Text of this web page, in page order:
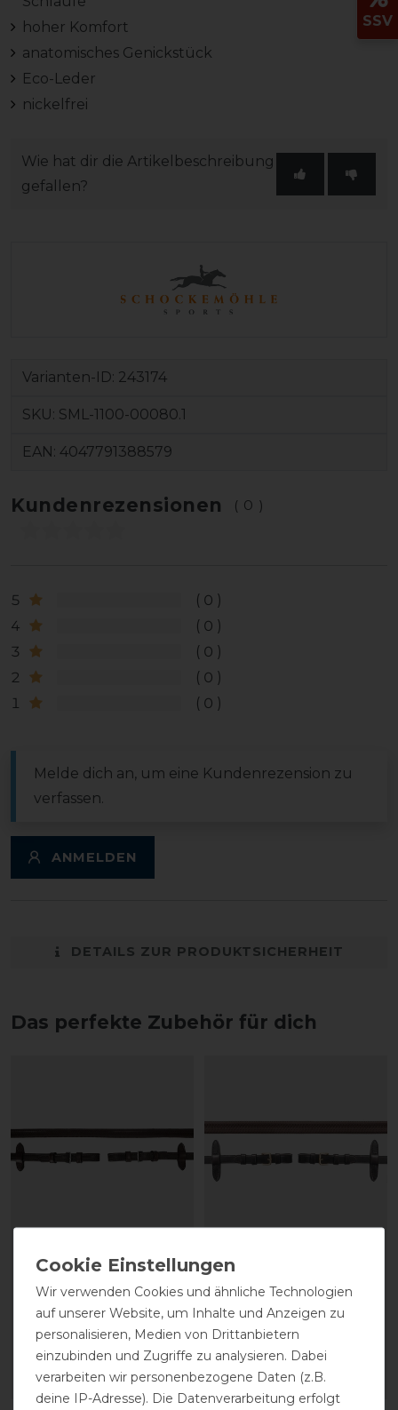
hoher Komfort
anatomisches Genickstück
Eco-Leder
nickelfrei
Wie hat dir die Artikelbeschreibung
gefallen?
Varianten-ID: 243174
SKU: SML-1100-00080.1
EAN: 4047791388579
Kundenrezensionen (0)
5
0
4
0
3
0
2
0
1
0
Melde dich an, um eine Kundenrezension zu
verfassen.
ANMELDEN
DETAILS ZUR PRODUKTSICHERHEIT
Das perfekte Zubehör für dich
Schockemöhle Durasoft
76,95 € *
ARTIKEL MERKEN
Schnalle
52,50 € *
ARTIKEL MERKEN
SSV
Wir verwenden Cookies und ähnliche Technologien
auf unserer Website, um Inhalte und Anzeigen zu
personalisieren, Medien von Drittanbietern
einzubinden und Zugriffe zu analysieren. Dabei
verarbeiten wir personenbezogene Daten (z.B.
deine IP-Adresse). Die Datenverarbeitung erfolgt